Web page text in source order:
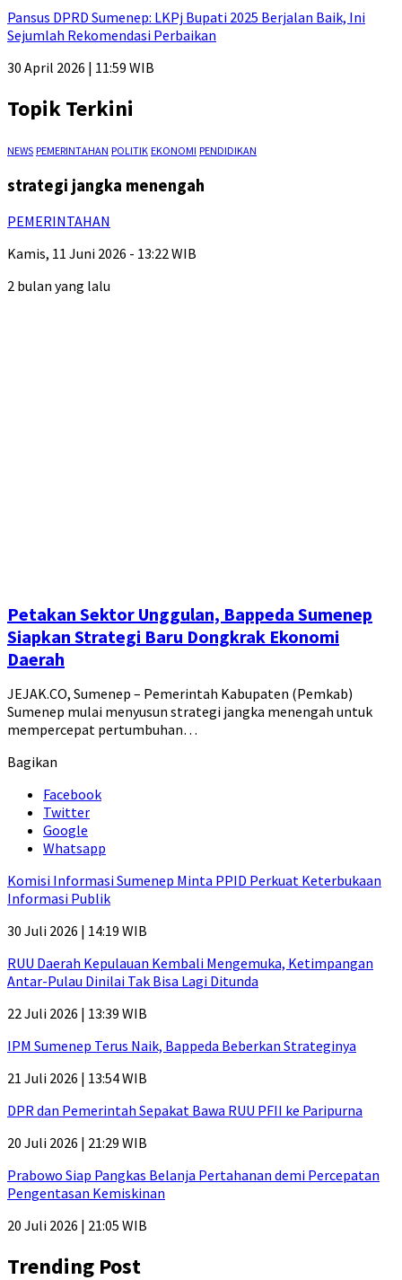
Pansus DPRD Sumenep: LKPj Bupati 2025 Berjalan Baik, Ini
Sejumlah Rekomendasi Perbaikan
30 April 2026 | 11:59 WIB
Topik Terkini
NEWS PEMERINTAHAN POLITIK EKONOMI PENDIDIKAN
strategi jangka menengah
PEMERINTAHAN
Kamis, 11 Juni 2026 - 13:22 WIB
2 bulan yang lalu
Petakan Sektor Unggulan, Bappeda Sumenep
Siapkan Strategi Baru Dongkrak Ekonomi
Daerah
JEJAK.CO, Sumenep – Pemerintah Kabupaten (Pemkab)
Sumenep mulai menyusun strategi jangka menengah untuk
mempercepat pertumbuhan…
Bagikan
Facebook
Twitter
Google
Whatsapp
Komisi Informasi Sumenep Minta PPID Perkuat Keterbukaan
Informasi Publik
30 Juli 2026 | 14:19 WIB
RUU Daerah Kepulauan Kembali Mengemuka, Ketimpangan
Antar-Pulau Dinilai Tak Bisa Lagi Ditunda
22 Juli 2026 | 13:39 WIB
IPM Sumenep Terus Naik, Bappeda Beberkan Strateginya
21 Juli 2026 | 13:54 WIB
DPR dan Pemerintah Sepakat Bawa RUU PFII ke Paripurna
20 Juli 2026 | 21:29 WIB
Prabowo Siap Pangkas Belanja Pertahanan demi Percepatan
Pengentasan Kemiskinan
20 Juli 2026 | 21:05 WIB
Trending Post